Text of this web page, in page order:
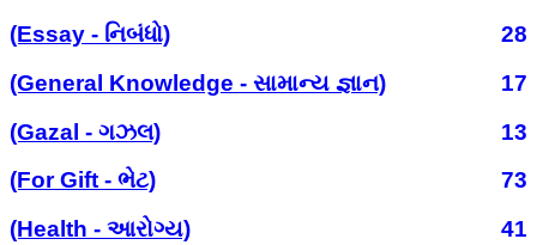
(Essay - નિબંધો)
28
(General Knowledge - સામાન્ય જ્ઞાન)
17
(Gazal - ગઝલ)
13
(For Gift - ભેટ)
73
(Health - આરોગ્ય)
41